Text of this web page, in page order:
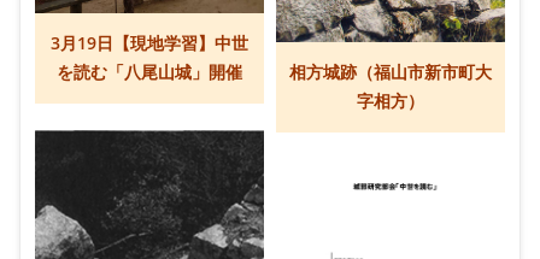
3月19日【現地学習】中世
を読む「八尾山城」開催
相方城跡（福山市新市町大
字相方）